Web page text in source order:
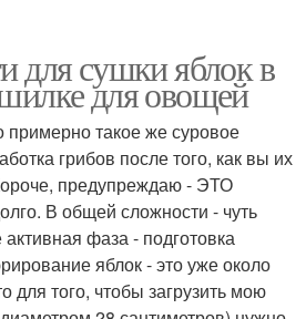
для сушки яблок в
для овощей
примерно такое же суровое
грибов после того, как вы их
предупреждаю - ЭТО
В общей сложности - чуть
фаза - подготовка
яблок - это уже около
для того, чтобы загрузить мою